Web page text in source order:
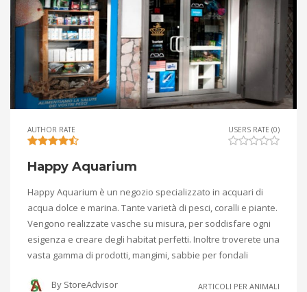
AUTHOR RATE USERS RATE (0)
Happy Aquarium
Happy Aquarium è un negozio specializzato in acquari di
acqua dolce e marina. Tante varietà di pesci, coralli e piante.
Vengono realizzate vasche su misura, per soddisfare ogni
esigenza e creare degli habitat perfetti. Inoltre troverete una
vasta gamma di prodotti, mangimi, sabbie per fondali
By StoreAdvisor ARTICOLI PER ANIMALI